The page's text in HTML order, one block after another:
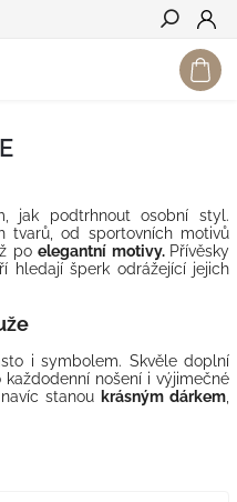
Hledat
jak podtrhnout osobní styl.
tvarů, od sportovních motivů
po elegantní motivy. Přívěsky
hledají šperk odrážející jejich
i symbolem. Skvěle doplní
nošení i výjimečné
stanou krásným dárkem